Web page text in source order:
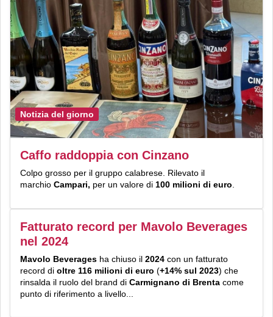
Notizia del giorno
Caffo raddoppia con Cinzano
Colpo grosso per il gruppo calabrese. Rilevato il
marchio Campari, per un valore di 100 milioni di euro
Fatturato record per Mavolo Beverages
nel 2024
Mavolo Beverages ha chiuso il 2024 con un fatturato
record di oltre 116 milioni di euro (+14% sul 2023) che
rinsalda il ruolo del brand di Carmignano di Brenta come
punto di riferimento a livello...